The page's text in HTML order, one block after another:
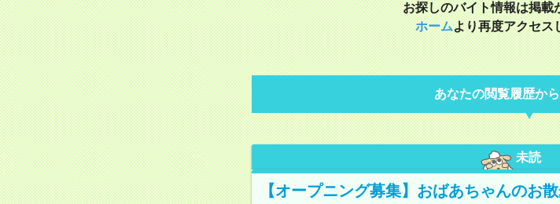
お探しのバイト情報は掲載
ホームより再度アクセス
あなたの閲覧履歴か
未読
【オープニング募集】おばあちゃんのお